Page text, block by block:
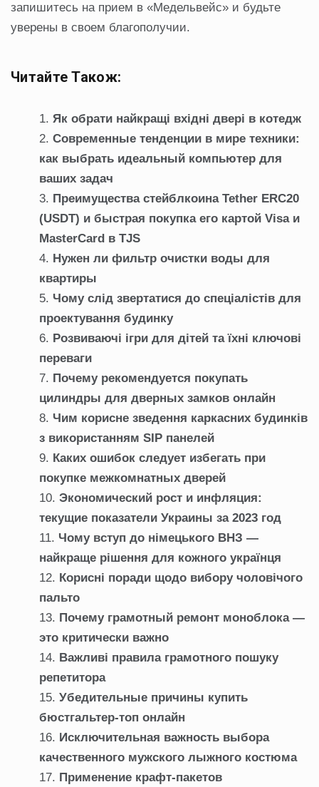
запишитесь на прием в «Медельвейс» и будьте
уверены в своем благополучии.
Читайте Також:
Як обрати найкращі вхідні двері в котедж
Современные тенденции в мире техники:
как выбрать идеальный компьютер для
ваших задач
Преимущества стейблкоина Tether ERC20
(USDT) и быстрая покупка его картой Visa и
MasterCard в TJS
Нужен ли фильтр очистки воды для
квартиры
Чому слід звертатися до спеціалістів для
проектування будинку
Розвиваючі ігри для дітей та їхні ключові
переваги
Почему рекомендуется покупать
цилиндры для дверных замков онлайн
Чим корисне зведення каркасних будинків
з використанням SIP панелей
Каких ошибок следует избегать при
покупке межкомнатных дверей
Экономический рост и инфляция:
текущие показатели Украины за 2023 год
Чому вступ до німецького ВНЗ —
найкраще рішення для кожного українця
Корисні поради щодо вибору чоловічого
пальто
Почему грамотный ремонт моноблока —
это критически важно
Важливі правила грамотного пошуку
репетитора
Убедительные причины купить
бюстгальтер-топ онлайн
Исключительная важность выбора
качественного мужского лыжного костюма
Применение крафт-пакетов